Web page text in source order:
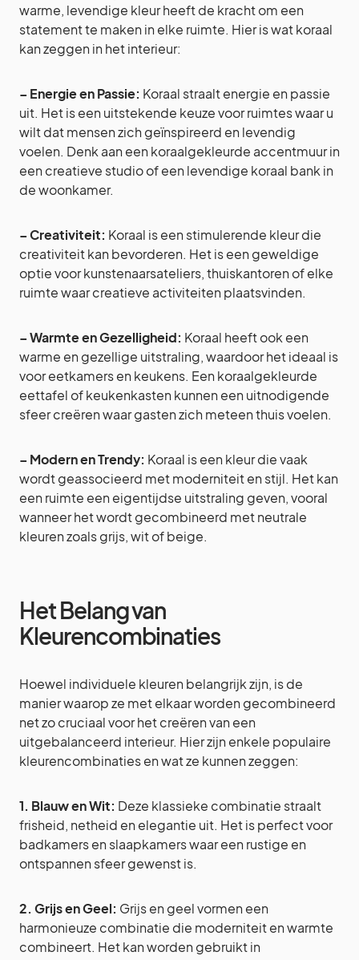
warme, levendige kleur heeft de kracht om een
statement te maken in elke ruimte. Hier is wat koraal
kan zeggen in het interieur:
– Energie en Passie: Koraal straalt energie en passie
uit. Het is een uitstekende keuze voor ruimtes waar u
wilt dat mensen zich geïnspireerd en levendig
voelen. Denk aan een koraalgekleurde accentmuur in
een creatieve studio of een levendige koraal bank in
de woonkamer.
– Creativiteit: Koraal is een stimulerende kleur die
creativiteit kan bevorderen. Het is een geweldige
optie voor kunstenaarsateliers, thuiskantoren of elke
ruimte waar creatieve activiteiten plaatsvinden.
– Warmte en Gezelligheid: Koraal heeft ook een
warme en gezellige uitstraling, waardoor het ideaal is
voor eetkamers en keukens. Een koraalgekleurde
eettafel of keukenkasten kunnen een uitnodigende
sfeer creëren waar gasten zich meteen thuis voelen.
– Modern en Trendy: Koraal is een kleur die vaak
wordt geassocieerd met moderniteit en stijl. Het kan
een ruimte een eigentijdse uitstraling geven, vooral
wanneer het wordt gecombineerd met neutrale
kleuren zoals grijs, wit of beige.
Het Belang van
Kleurencombinaties
Hoewel individuele kleuren belangrijk zijn, is de
manier waarop ze met elkaar worden gecombineerd
net zo cruciaal voor het creëren van een
uitgebalanceerd interieur. Hier zijn enkele populaire
kleurencombinaties en wat ze kunnen zeggen:
1. Blauw en Wit: Deze klassieke combinatie straalt
frisheid, netheid en elegantie uit. Het is perfect voor
badkamers en slaapkamers waar een rustige en
ontspannen sfeer gewenst is.
2. Grijs en Geel: Grijs en geel vormen een
harmonieuze combinatie die moderniteit en warmte
combineert. Het kan worden gebruikt in